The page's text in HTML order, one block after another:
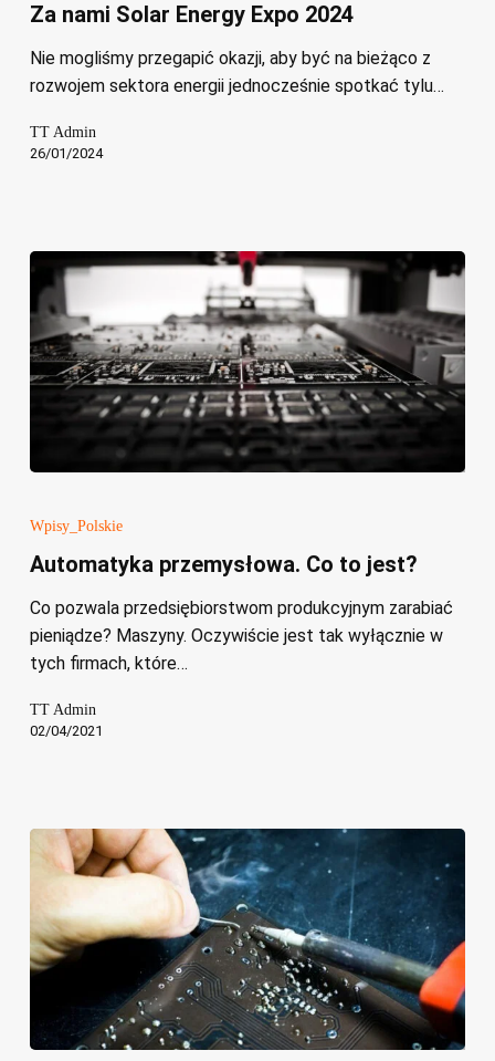
Energy
Expo
Za nami Solar Energy Expo 2024
Nie mogliśmy przegapić okazji, aby być na bieżąco z
rozwojem sektora energii jednocześnie spotkać tylu…
TT Admin
26/01/2024
Co
to
jest?
Wpisy_Polskie
Automatyka przemysłowa. Co to jest?
Co pozwala przedsiębiorstwom produkcyjnym zarabiać
pieniądze? Maszyny. Oczywiście jest tak wyłącznie w
tych firmach, które…
TT Admin
02/04/2021